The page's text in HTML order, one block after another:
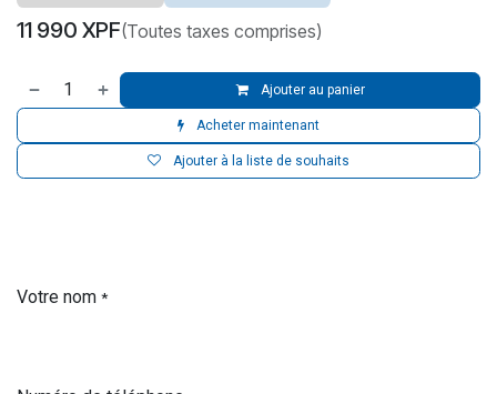
11 990 XPF(Toutes taxes comprises)
Ajouter au panier
Acheter maintenant
Ajouter à la liste de souhaits
Votre nom *